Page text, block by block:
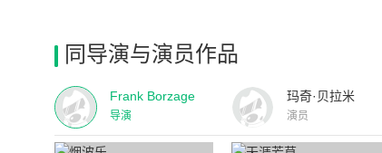
同导演与演员作品
Frank Borzage
导演
玛奇·贝拉米
演员